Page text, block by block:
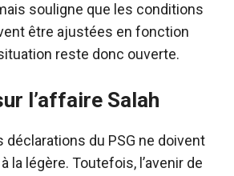
souligne que les conditions
être ajustées en fonction
reste donc ouverte.
l’affaire Salah
déclarations du PSG ne doivent
la légère. Toutefois, l’avenir de